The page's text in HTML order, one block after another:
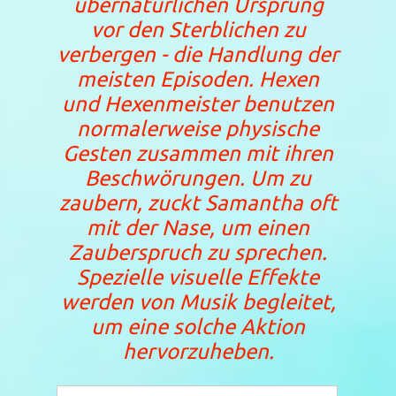
übernatürlichen Ursprung
vor den Sterblichen zu
verbergen - die Handlung der
meisten Episoden. Hexen
und Hexenmeister benutzen
normalerweise physische
Gesten zusammen mit ihren
Beschwörungen. Um zu
zaubern, zuckt Samantha oft
mit der Nase, um einen
Zauberspruch zu sprechen.
Spezielle visuelle Effekte
werden von Musik begleitet,
um eine solche Aktion
hervorzuheben.